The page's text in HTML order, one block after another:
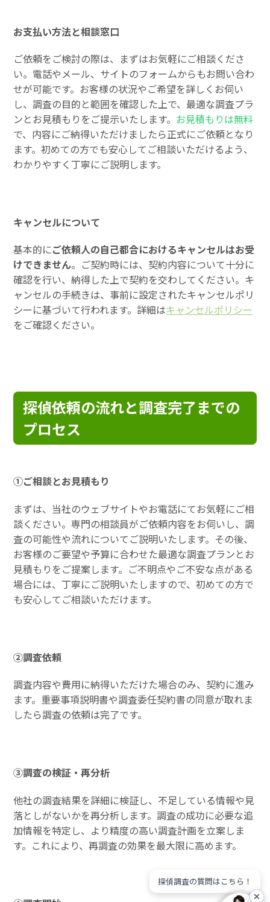
お支払い方法と相談窓口
ご依頼をご検討の際は、まずはお気軽にご相談くださ
い。電話やメール、サイトのフォームからもお問い合わ
せが可能です。お客様の状況やご希望を詳しくお伺い
し、調査の目的と範囲を確認した上で、最適な調査プラ
ンとお見積もりをご提示いたします。 お見積もりは無料
で、内容にご納得いただけましたら正式にご依頼となり
ます。初めての方でも安心してご相談いただけるよう、
わかりやすく丁寧にご説明します。
キャンセルについて
基本的にご依頼人の自己都合におけるキャンセルはお受
けできません。ご契約時には、契約内容について十分に
確認を行い、納得した上で契約を交わしてください。キ
ャンセルの手続きは、事前に設定されたキャンセルポリ
シーに基づいて行われます。詳細はキャンセルポリシー
をご確認ください。
探偵依頼の流れと調査完了までの
プロセス
①ご相談とお見積もり
まずは、当社のウェブサイトやお電話にてお気軽にご相
談ください。専門の相談員がご依頼内容をお伺いし、調
査の可能性や流れについてご説明いたします。その後、
お客様のご要望や予算に合わせた最適な調査プランとお
見積もりをご提案します。ご不明点やご不安な点がある
場合には、丁寧にご説明いたしますので、初めての方で
も安心してご相談いただけます。
②調査依頼
調査内容や費用に納得いただけた場合のみ、契約に進み
ます。重要事項説明書や調査委任契約書の同意が取れま
したら調査の依頼は完了です。
③調査の検証・再分析
他社の調査結果を詳細に検証し、不足している情報や見
落としがないかを再分析します。調査の成功に必要な追
加情報を特定し、より精度の高い調査計画を立案しま
す。これにより、再調査の効果を最大限に高めます。
探偵調査の質問はこちら！